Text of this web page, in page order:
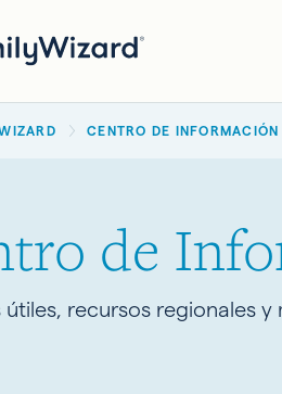
CENTRO DE INFORMACIÓN
de
recursos regionales y